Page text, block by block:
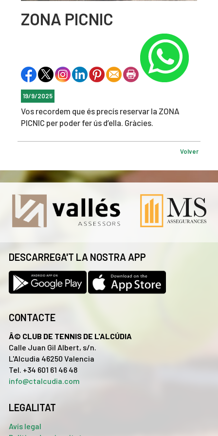
ZONA PICNIC
19/9/2025
Vos recordem que és precís reservar la ZONA
PICNIC per poder fer ús d’ella. Gràcies.
Volver
DESCARREGA'T LA NOSTRA APP
CONTACTE
Â© CLUB DE TENNIS DE L'ALCÚDIA
Calle Juan Gil Albert, s/n.
L'Alcudia 46250 Valencia
Tel. +34 601 61 46 48
info@ctalcudia.com
LEGALITAT
Avís legal